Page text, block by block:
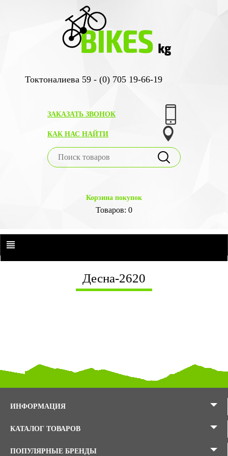
Токтоналиева 59 - (0) 705 19-66-19
ЗАКАЗАТЬ ЗВОНОК
КАК НАС НАЙТИ
Корзина покупок
Товаров: 0
Десна-2620
ИНФОРМАЦИЯ
КАТАЛОГ ТОВАРОВ
ПОПУЛЯРНЫЕ БРЕНДЫ